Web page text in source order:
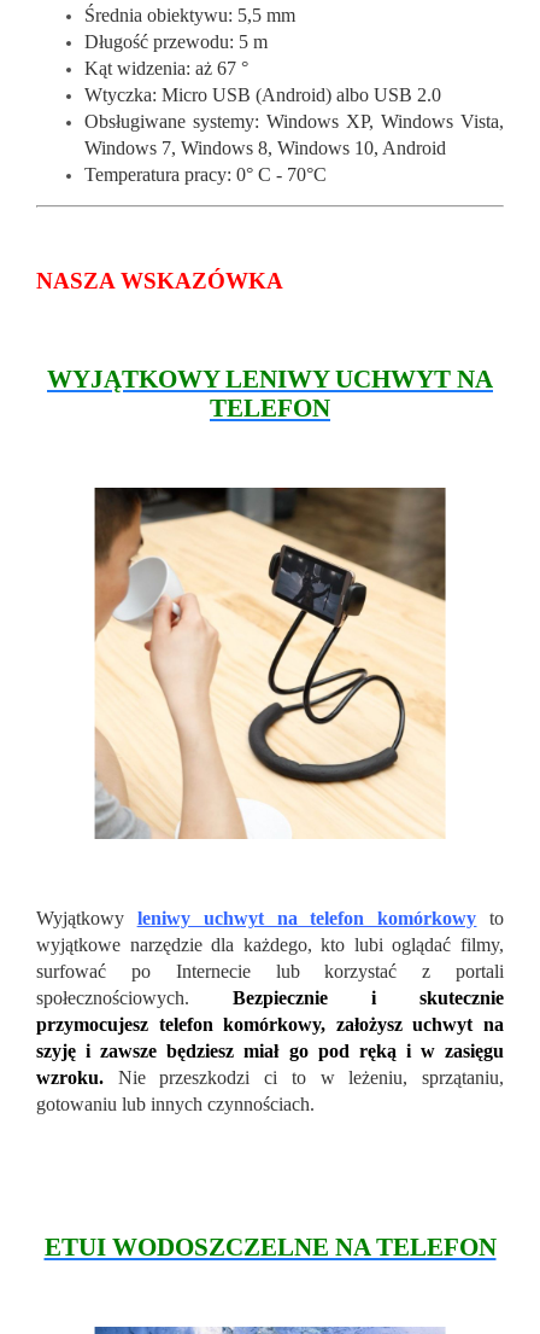
Średnia obiektywu: 5,5 mm
Długość przewodu: 5 m
Kąt widzenia: aż 67 °
Wtyczka: Micro USB (Android) albo USB 2.0
Obsługiwane systemy: Windows XP, Windows Vista,
Windows 7, Windows 8, Windows 10, Android
Temperatura pracy: 0° C - 70°C
NASZA WSKAZÓWKA
WYJĄTKOWY LENIWY UCHWYT NA
TELEFON
Wyjątkowy leniwy uchwyt na telefon komórkowy to
wyjątkowe narzędzie dla każdego, kto lubi oglądać filmy,
surfować po Internecie lub korzystać z portali
społecznościowych. Bezpiecznie i skutecznie
przymocujesz telefon komórkowy, założysz uchwyt na
szyję i zawsze będziesz miał go pod ręką i w zasięgu
wzroku. Nie przeszkodzi ci to w leżeniu, sprzątaniu,
gotowaniu lub innych czynnościach.
ETUI WODOSZCZELNE NA TELEFON